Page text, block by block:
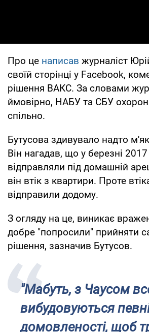
Про це написав журналіст
своїй сторінці у Facebook,
рішення ВАКС. За словами
ймовірно, НАБУ та СБУ
спільно.
Бутусова здивувало надто
Він нагадав, що у березні
відправляли під домашній
він втік з квартири. Проте
відправили додому.
З огляду на це, виникає
добре "попросили" прийняти
рішення, зазначив Бутусов.
"Мабуть, з Чаусом
вибудовуються
домовленості, щоб